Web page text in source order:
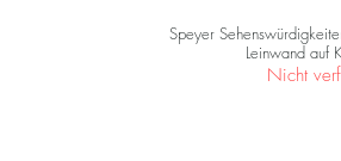
Speyer
Leinwand auf
Nicht